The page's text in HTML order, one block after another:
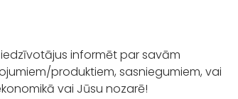
informēt par savām
produktiem, sasniegumiem, vai
vai Jūsu nozarē!